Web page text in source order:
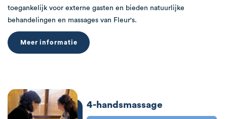
toegankelijk voor externe gasten en bieden natuurlijke
behandelingen en massages van Fleur's.
Meer informatie
4-handsmassage